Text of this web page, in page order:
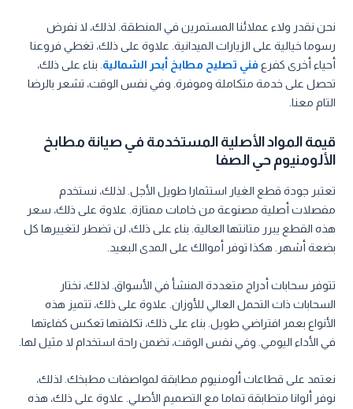
نحن نقدر ولاء عملائنا المستمرين في المنطقة. لذلك، لا نفرض
رسوما خيالية على الزيارات الميدانية. علاوة على ذلك، تغطي فروعنا
أحياء أخرى كفرع فني تصليح مطابخ أبحر الشمالية . بناء على ذلك،
تحصل على خدمة متكاملة وموفرة. وفي نفس الوقت، تشعر بالرضا
التام معنا.
قيمة المواد الأصلية المستخدمة في صيانة مطابخ
الألومنيوم حي الصفا
تعتبر جودة قطع الغيار استثمارا طويل الأجل. لذلك، نستخدم
مفصلات أصلية مصنوعة من خامات ممتازة. علاوة على ذلك، سعر
هذه القطع يبرر متانتها العالية. بناء على ذلك، لن تضطر لتغييرها كل
بضعة أشهر. هكذا توفر أموالك على المدى البعيد.
تتوفر سحابات أدراج متعددة المنشأ في الأسواق. لذلك، نختار
السحابات ذات التحمل العالي للأوزان. علاوة على ذلك، تتميز هذه
الأنواع بعمر افتراضي طويل. بناء على ذلك، تكلفتها تعكس كفاءتها
في الأداء اليومي. وفي نفس الوقت، تضمن راحة استخدام لا مثيل لها.
نعتمد على قطاعات ألومنيوم مطابقة لمواصفات مطبخك. لذلك،
نوفر ألوانا متطابقة تماما مع التصميم الأصلي. علاوة على ذلك، هذه